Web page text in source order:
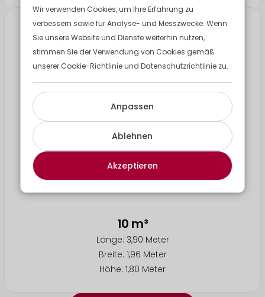
10 m³
Länge: 3,90 Meter
Breite: 1,96 Meter
Höhe: 1,80 Meter
Wir verwenden Cookies, um Ihre Erfahrung zu
verbessern sowie für Analyse- und Messzwecke. Wenn
Sie unsere Website und Dienste weiterhin nutzen,
stimmen Sie der Verwendung von Cookies gemäß
unserer Cookie-Richtlinie und Datenschutzrichtlinie zu.
Akzeptieren
Ablehnen
Anpassen